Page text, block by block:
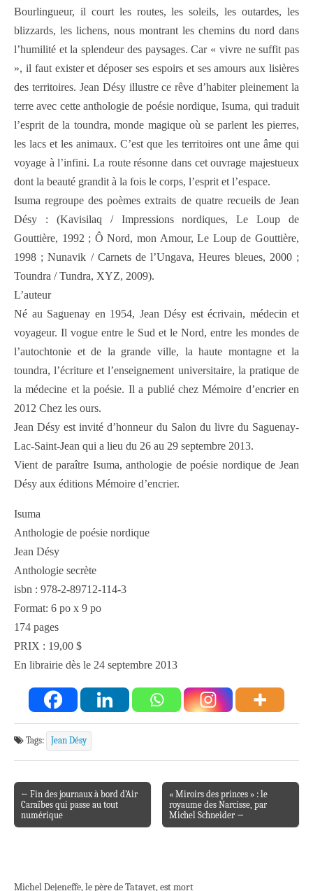
Bourlingueur, il court les routes, les soleils, les outardes, les
blizzards, les lichens, nous montrant les chemins du nord dans
l’humilité et la splendeur des paysages. Car « vivre ne suffit pas
», il faut exister et déposer ses espoirs et ses amours aux lisières
des territoires. Jean Désy illustre ce rêve d’habiter pleinement la
terre avec cette anthologie de poésie nordique, Isuma, qui traduit
l’esprit de la toundra, monde magique où se parlent les pierres,
les lacs et les animaux. C’est que les territoires ont une âme qui
voyage à l’infini. La route résonne dans cet ouvrage majestueux
dont la beauté grandit à la fois le corps, l’esprit et l’espace.
Isuma regroupe des poèmes extraits de quatre recueils de Jean
Désy : (Kavisilaq / Impressions nordiques, Le Loup de
Gouttière, 1992 ; Ô Nord, mon Amour, Le Loup de Gouttière,
1998 ; Nunavik / Carnets de l’Ungava, Heures bleues, 2000 ;
Toundra / Tundra, XYZ, 2009).
L’auteur
Né au Saguenay en 1954, Jean Désy est écrivain, médecin et
voyageur. Il vogue entre le Sud et le Nord, entre les mondes de
l’autochtonie et de la grande ville, la haute montagne et la
toundra, l’écriture et l’enseignement universitaire, la pratique de
la médecine et la poésie. Il a publié chez Mémoire d’encrier en
2012 Chez les ours.
Jean Désy est invité d’honneur du Salon du livre du Saguenay-
Lac-Saint-Jean qui a lieu du 26 au 29 septembre 2013.
Vient de paraître Isuma, anthologie de poésie nordique de Jean
Désy aux éditions Mémoire d’encrier.
Isuma
Anthologie de poésie nordique
Jean Désy
Anthologie secrète
isbn : 978-2-89712-114-3
Format: 6 po x 9 po
174 pages
PRIX : 19,00 $
En librairie dès le 24 septembre 2013
Tags: Jean Désy
Post navigation
← Fin des journaux à bord d’Air
Caraïbes qui passe au tout
numérique
« Miroirs des princes » : le
royaume des Narcisse, par
Michel Schneider →
Michel Dejeneffe, le père de Tatayet, est mort